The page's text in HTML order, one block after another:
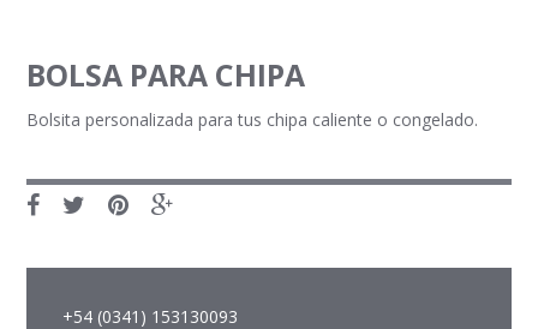
BOLSA PARA CHIPA
Bolsita personalizada para tus chipa caliente o congelado.
+54 (0341) 153130093